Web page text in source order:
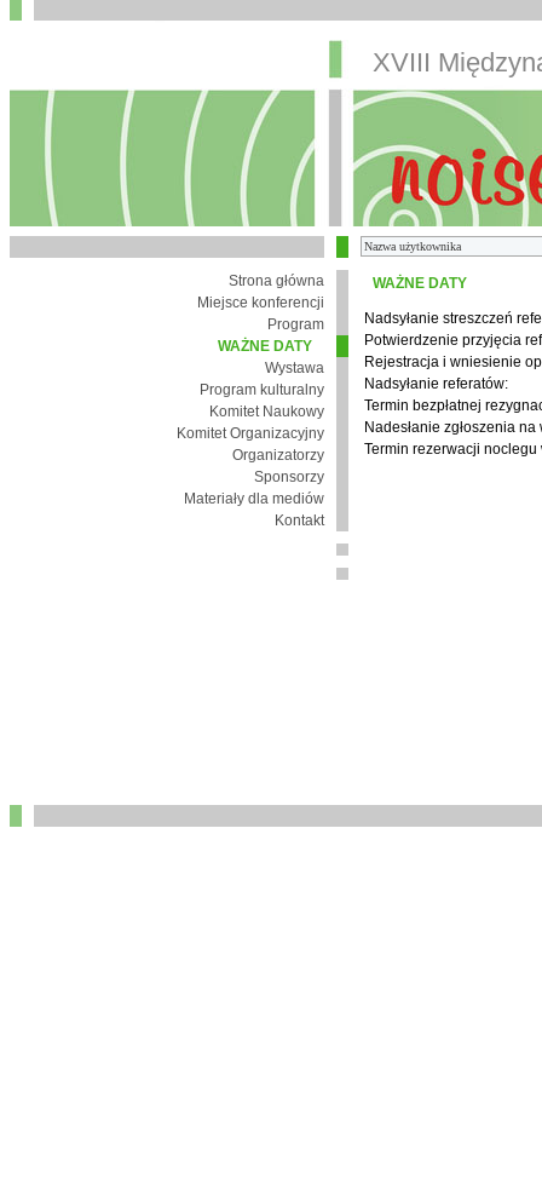
XVIII
Strona główna
Miejsce konferencji
Program
WAŻNE DATY
Wystawa
Program kulturalny
Komitet Naukowy
Komitet Organizacyjny
Organizatorzy
Sponsorzy
Materiały dla mediów
Kontakt
WAŻNE DATY
Nadsyłanie streszczeń
Potwierdzenie przyjęcia
Rejestracja i wniesienie
Nadsyłanie referatów:
Termin bezpłatnej
Nadesłanie zgłoszenia na
Termin rezerwacji